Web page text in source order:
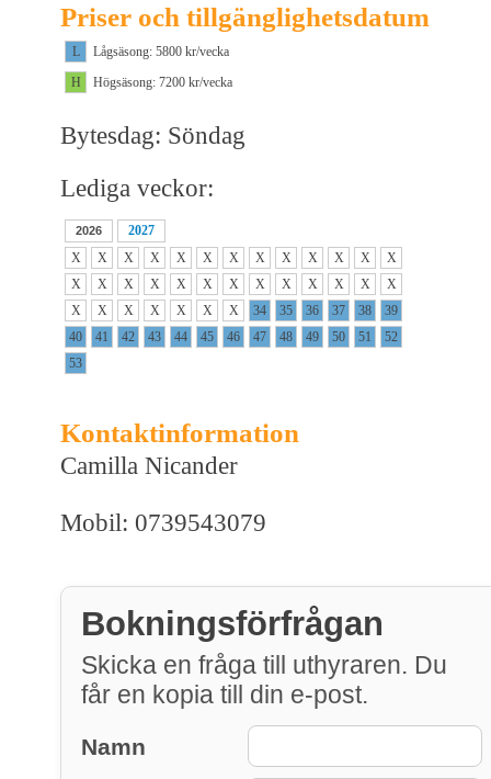
Priser och tillgänglighetsdatum
L
Lågsäsong: 5800 kr/vecka
H
Högsäsong: 7200 kr/vecka
Bytesdag: Söndag
Lediga veckor:
2026
2027
X
X X X X X X X X X X X
X
X
X X X X X X X X X X X
X
X
X X X X X X 34 35 36 37 38
39
40
41 42 43 44 45 46 47 48 49 50 51
52
53
Kontaktinformation
Camilla Nicander
Mobil: 0739543079
Bokningsförfrågan
Skicka en fråga till uthyraren. Du
får en kopia till din e-post.
Namn